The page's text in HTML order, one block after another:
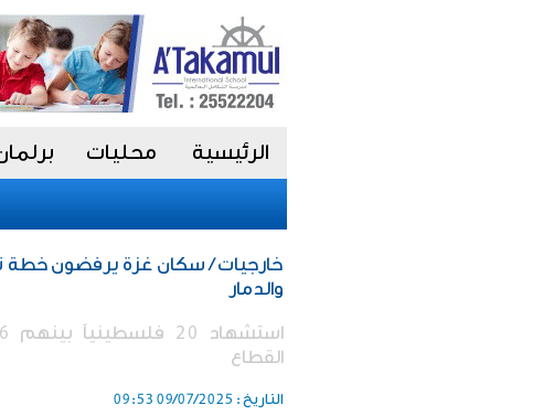
الرئيسية محليات
خارجيات / سكان غزة يرفضون خطة
والدمار
القطاع
التاريخ : 09/07/2025 09:53